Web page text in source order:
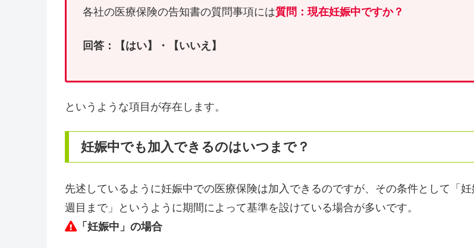
各社の医療保険の告知書の質問事項には質問：現在妊娠中ですか？
回答：【はい】・【いいえ】
というような項目が存在します。
妊娠中でも加入できるのはいつまで？
先述しているように妊娠中での医療保険は加入できるのですが、その条件として「妊
週目まで」というように期間によって基準を設けている場合が多いです。
「妊娠中」の場合